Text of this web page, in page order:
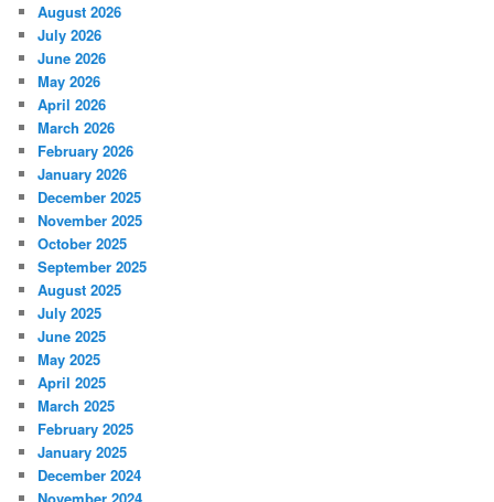
August 2026
July 2026
June 2026
May 2026
April 2026
March 2026
February 2026
January 2026
December 2025
November 2025
October 2025
September 2025
August 2025
July 2025
June 2025
May 2025
April 2025
March 2025
February 2025
January 2025
December 2024